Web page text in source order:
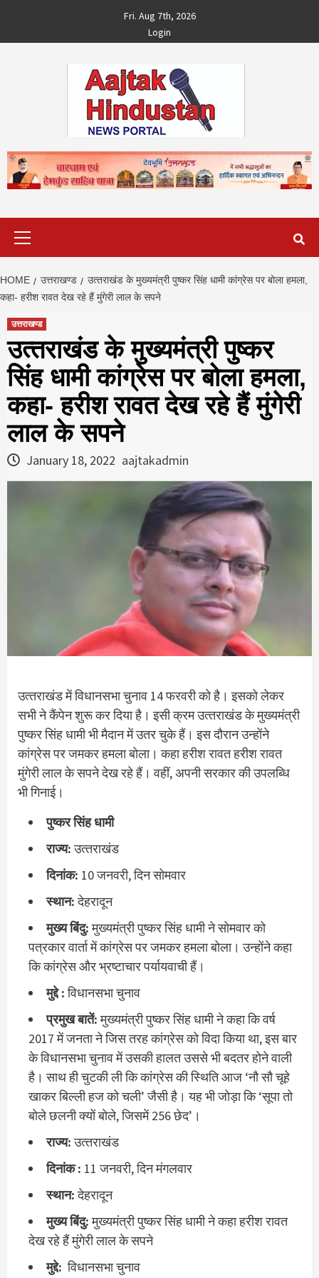
content
Fri. Aug 7th, 2026
Login
HOME उत्तराखण्ड
उत्‍तराखंड के मुख्‍यमंत्री पुष्‍कर सिंह धामी कांग्रेस पर बोला हमला,
कहा- हरीश रावत देख रहे हैं मुंगेरी लाल के सपने
उत्तराखण्ड
उत्‍तराखंड के मुख्‍यमंत्री पुष्‍कर
सिंह धामी कांग्रेस पर बोला हमला,
कहा- हरीश रावत देख रहे हैं मुंगेरी
लाल के सपने
January 18, 2022 aajtakadmin
उत्‍तराखंड में विधानसभा चुनाव 14 फरवरी को है। इसको लेकर
सभी ने कैंपेन शुरू कर दिया है। इसी क्रम उत्‍तराखंड के मुख्‍यमंत्री
पुष्‍कर सिंह धामी भी मैदान में उतर चुके हैं। इस दौरान उन्‍होंने
कांग्रेस पर जमकर हमला बोला। कहा हरीश रावत हरीश रावत
मुंगेरी लाल के सपने देख रहे हैं। वहीं, अपनी सरकार की उपलब्‍धि
भी गिनाई।
पुष्‍कर सिंह धामी
राज्‍य:उत्‍तराखंड
दिनांक: 10 जनवरी, दिन सोमवार
स्‍थान:देहरादून
मुख्‍य बिंदु:मुख्‍यमंत्री पुष्कर सिंह धामी ने सोमवार को
पत्रकार वार्ता में कांग्रेस पर जमकर हमला बोला। उन्होंने कहा
कि कांग्रेस और भ्रष्टाचार पर्यायवाची हैं।
मुद्दे :विधानसभा चुनाव
प्रमुख बातें:मुख्यमंत्री पुष्कर सिंह धामी ने कहा कि वर्ष
2017 में जनता ने जिस तरह कांग्रेस को विदा किया था, इस बार
के विधानसभा चुनाव में उसकी हालत उससे भी बदतर होने वाली
है। साथ ही चुटकी ली कि कांग्रेस की स्थिति आज ‘नौ सौ चूहे
खाकर बिल्ली हज को चली’ जैसी है। यह भी जोड़ा कि ‘सूपा तो
बोले छलनी क्यों बोले, जिसमें 256 छेद’।
राज्‍य:उत्‍तराखंड
दिनांक : 11 जनवरी, दिन मंगलवार
स्‍थान:देहरादून
मुख्‍य बिंदु:मुख्‍यमंत्री पुष्‍कर सिंह धामी ने कहा हरीश रावत
देख रहे हैं मुंगेरी लाल के सपने
मुद्दे: विधानसभा चुनाव